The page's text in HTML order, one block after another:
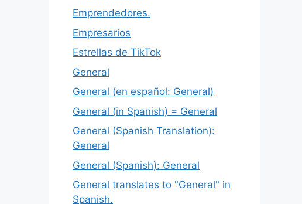
Emprendedores.
Empresarios
Estrellas de TikTok
General
General (en español: General)
General (in Spanish) = General
General (Spanish Translation):
General
General (Spanish): General
General translates to "General" in
Spanish.